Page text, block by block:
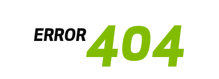
ERROR404